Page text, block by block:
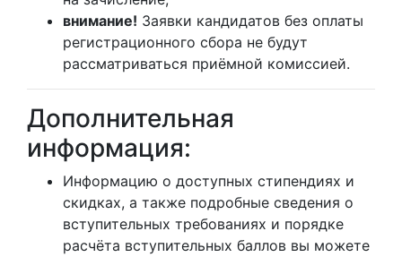
внимание! Заявки кандидатов без оплаты
регистрационного сбора не будут
рассматриваться приёмной комиссией.
Дополнительная
информация:
Информацию о доступных стипендиях и
скидках, а также подробные сведения о
вступительных требованиях и порядке
расчёта вступительных баллов вы можете